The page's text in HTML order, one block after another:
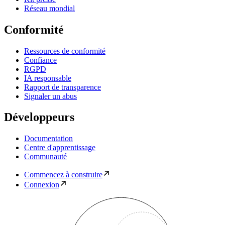
Réseau mondial
Conformité
Ressources de conformité
Confiance
RGPD
IA responsable
Rapport de transparence
Signaler un abus
Développeurs
Documentation
Centre d'apprentissage
Communauté
Commencez à construire
Connexion